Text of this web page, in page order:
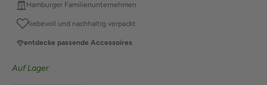
Hamburger Familienunternehmen
liebevoll und nachhaltig verpackt
entdecke passende Accessoires
Auf Lager